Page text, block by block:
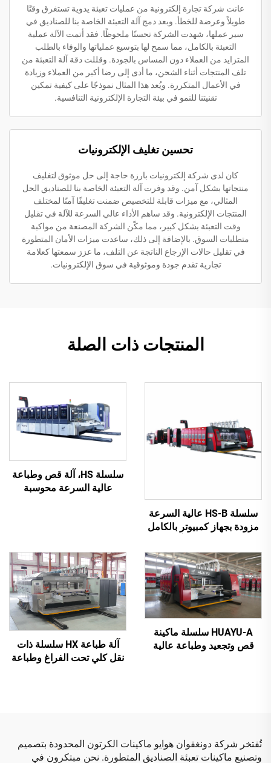
عانت شركة تجارة إلكترونية من عمليات تعبئة يدوية تستغرق وقتًا
طويلاً وعرضة للخطأ. وبعد دمج آلة التعبئة الخاصة بنا للصناديق في
سير عملها، شهدت الشركة تحسنًا ملحوظًا. فقد أتمت الآلة عملية
التعبئة بالكامل، مما سمح لها بتوسيع عملياتها والوفاء بالطلب
المتزايد من العملاء دون المساس بالجودة. وقللت دقة آلة التعبئة من
تلف المنتجات أثناء الشحن، ما أدى إلى رضا أكبر من العملاء وزيادة
في الأعمال المتكررة. ويُعد هذا المثال نموذجًا على كيفية تمكين
تقنيتنا للنمو في بيئة التجارة الإلكترونية التنافسية.
تحسين تغليف الإلكترونيات
كان لدى شركة إلكترونيات بارزة حاجة إلى حل موثوق لتغليف
منتجاتها بشكل آمن. وقد وفرت آلة التعبئة الخاصة بنا للصناديق الحل
المثالي، مع ميزات قابلة للتخصيص ضمنت تغليفًا آمنًا لمختلف
المنتجات الإلكترونية. وقد ساهم الأداء عالي السرعة للآلة في تقليل
وقت التعبئة بشكل كبير، مما مكّن الشركة المصنعة من مواكبة
متطلبات السوق. بالإضافة إلى ذلك، ساعدت ميزات الأمان المتطورة
في تقليل حالات الإرجاع الناتجة عن التلف، ما عزز سمعتها كعلامة
تجارية تقدم جودة وموثوقية في سوق الإلكترونيات.
المنتجات ذات الصلة
سلسلة HS-B عالية السرعة
مزودة بجهاز كمبيوتر بالكامل
تلقائية
سلسلة HS، آلة قص وطباعة
عالية السرعة محوسبة
HUAYU-A سلسلة ماكينة
قص وتجعيد وطباعة عالية
آلة طباعة HX سلسلة ذات
نقل كلي تحت الفراغ وطباعة
تُفتخر شركة دونغقوان هوايو ماكينات الكرتون المحدودة بتصميم
وتصنيع ماكينات تعبئة الصناديق المتطورة. نحن مبتكرون في